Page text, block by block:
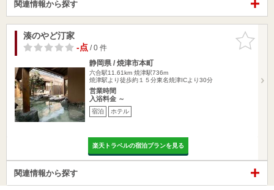
関連情報から探す
お気に入
りに追加
湊のやど汀家
-点/ 0 件
静岡県 / 焼津市本町
六合駅11.61km 焼津駅736m
焼津駅より徒歩約１５分東名焼津ICより30分
営業時間
入浴料金 ～
宿泊 ホテル
楽天トラベルの宿泊プランを見る
関連情報から探す